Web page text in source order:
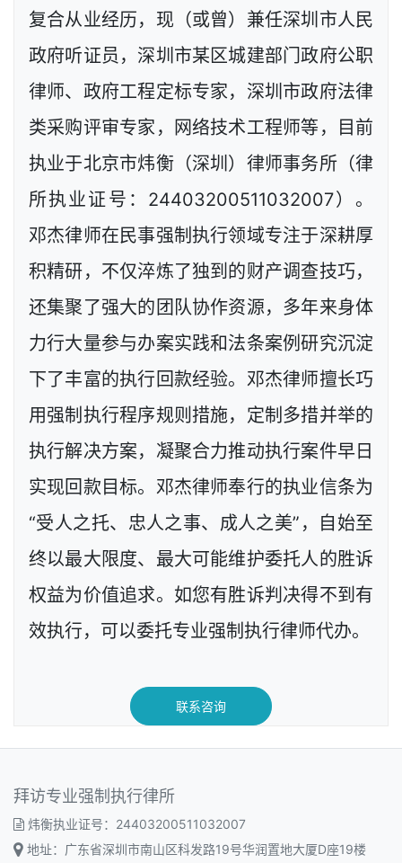
复合从业经历，现（或曾）兼任深圳市人民
政府听证员，深圳市某区城建部门政府公职
律师、政府工程定标专家，深圳市政府法律
类采购评审专家，网络技术工程师等，目前
执业于北京市炜衡（深圳）律师事务所（律
所执业证号：24403200511032007）。
邓杰律师在民事强制执行领域专注于深耕厚
积精研，不仅淬炼了独到的财产调查技巧，
还集聚了强大的团队协作资源，多年来身体
力行大量参与办案实践和法条案例研究沉淀
下了丰富的执行回款经验。邓杰律师擅长巧
用强制执行程序规则措施，定制多措并举的
执行解决方案，凝聚合力推动执行案件早日
实现回款目标。邓杰律师奉行的执业信条为
“受人之托、忠人之事、成人之美”，自始至
终以最大限度、最大可能维护委托人的胜诉
权益为价值追求。如您有胜诉判决得不到有
效执行，可以委托专业强制执行律师代办。
联系咨询
拜访专业强制执行律所
炜衡执业证号：24403200511032007
地址：广东省深圳市南山区科发路19号华润置地大厦D座19楼